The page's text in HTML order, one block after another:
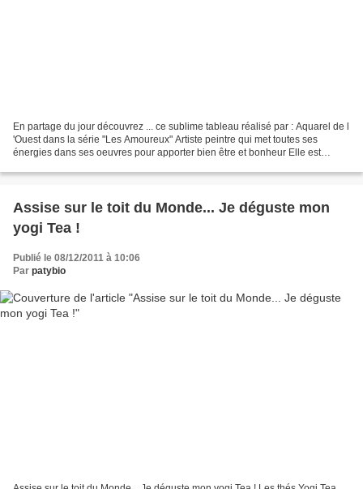
En partage du jour découvrez ... ce sublime tableau réalisé par : Aquarel de l
'Ouest dans la série "Les Amoureux" Artiste peintre qui met toutes ses
énergies dans ses oeuvres pour apporter bien être et bonheur Elle est
Assise sur le toit du Monde... Je déguste mon
yogi Tea !
Publié le 08/12/2011 à 10:06
Par patybio